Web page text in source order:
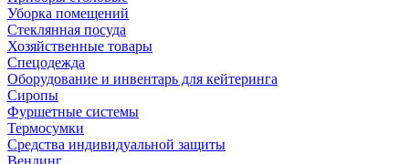
Уборка помещений
Стеклянная посуда
Хозяйственные товары
Спецодежда
Оборудование и инвентарь для кейтеринга
Сиропы
Фуршетные системы
Термосумки
Средства индивидуальной защиты
Вендинг